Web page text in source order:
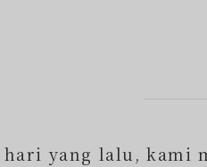
hari yang lalu, kami